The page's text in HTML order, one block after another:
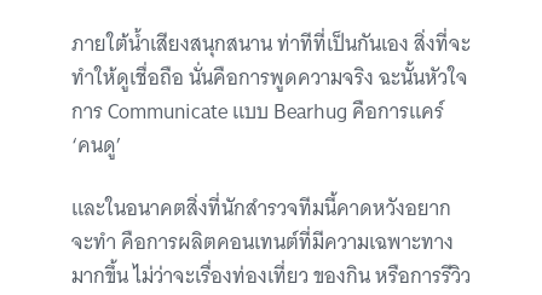
ภายใต้น้ำเสียงสนุกสนาน ท่าทีที่เป็นกันเอง สิ่งที่จะ
ทำให้ดูเชื่อถือ นั่นคือการพูดความจริง ฉะนั้นหัวใจ
การ Communicate แบบ Bearhug คือการแคร์
‘คนดู’
และในอนาคตสิ่งที่นักสำรวจทีมนี้คาดหวังอยาก
จะทำ คือการผลิตคอนเทนต์ที่มีความเฉพาะทาง
มากขึ้น ไม่ว่าจะเรื่องท่องเที่ยว ของกิน หรือการรีวิว